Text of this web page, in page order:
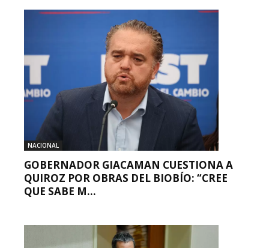
NACIONAL
GOBERNADOR GIACAMAN CUESTIONA A
QUIROZ POR OBRAS DEL BIOBÍO: “CREE
QUE SABE M...